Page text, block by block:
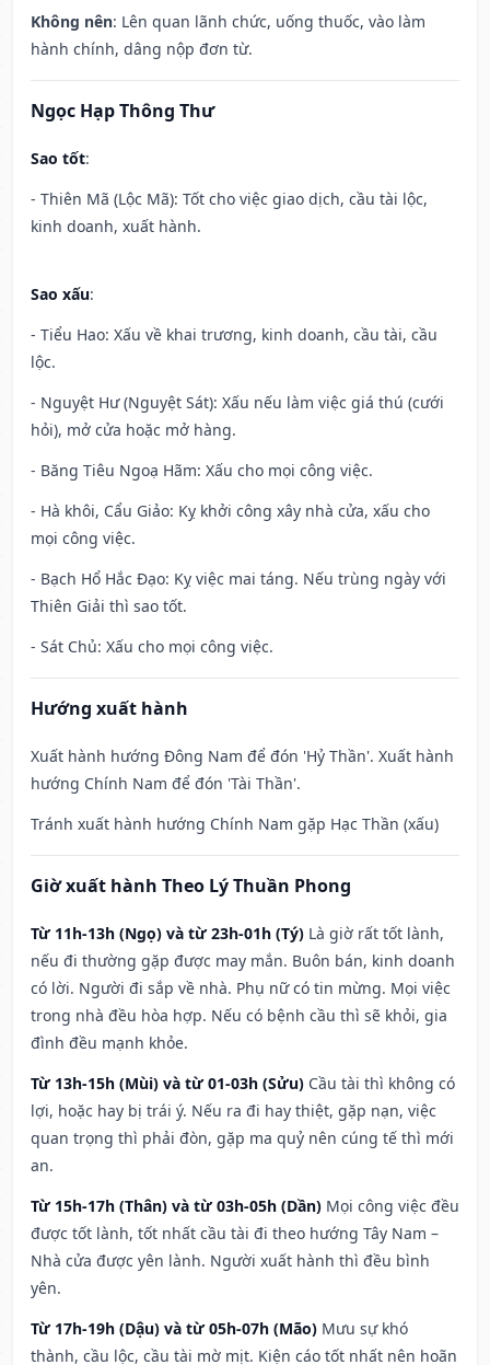
Không nên: Lên quan lãnh chức, uống thuốc, vào làm
hành chính, dâng nộp đơn từ.
Ngọc Hạp Thông Thư
Sao tốt:
- Thiên Mã (Lộc Mã): Tốt cho việc giao dịch, cầu tài lộc,
kinh doanh, xuất hành.
Sao xấu:
- Tiểu Hao: Xấu về khai trương, kinh doanh, cầu tài, cầu
lộc.
- Nguyệt Hư (Nguyệt Sát): Xấu nếu làm việc giá thú (cưới
hỏi), mở cửa hoặc mở hàng.
- Băng Tiêu Ngoạ Hãm: Xấu cho mọi công việc.
- Hà khôi, Cẩu Giảo: Kỵ khởi công xây nhà cửa, xấu cho
mọi công việc.
- Bạch Hổ Hắc Đạo: Kỵ việc mai táng. Nếu trùng ngày với
Thiên Giải thì sao tốt.
- Sát Chủ: Xấu cho mọi công việc.
Hướng xuất hành
Xuất hành hướng Đông Nam để đón 'Hỷ Thần'. Xuất hành
hướng Chính Nam để đón 'Tài Thần'.
Tránh xuất hành hướng Chính Nam gặp Hạc Thần (xấu)
Giờ xuất hành Theo Lý Thuần Phong
Từ 11h-13h (Ngọ) và từ 23h-01h (Tý) Là giờ rất tốt lành,
nếu đi thường gặp được may mắn. Buôn bán, kinh doanh
có lời. Người đi sắp về nhà. Phụ nữ có tin mừng. Mọi việc
trong nhà đều hòa hợp. Nếu có bệnh cầu thì sẽ khỏi, gia
đình đều mạnh khỏe.
Từ 13h-15h (Mùi) và từ 01-03h (Sửu) Cầu tài thì không có
lợi, hoặc hay bị trái ý. Nếu ra đi hay thiệt, gặp nạn, việc
quan trọng thì phải đòn, gặp ma quỷ nên cúng tế thì mới
an.
Từ 15h-17h (Thân) và từ 03h-05h (Dần) Mọi công việc đều
được tốt lành, tốt nhất cầu tài đi theo hướng Tây Nam –
Nhà cửa được yên lành. Người xuất hành thì đều bình
yên.
Từ 17h-19h (Dậu) và từ 05h-07h (Mão) Mưu sự khó
thành, cầu lộc, cầu tài mờ mịt. Kiện cáo tốt nhất nên hoãn